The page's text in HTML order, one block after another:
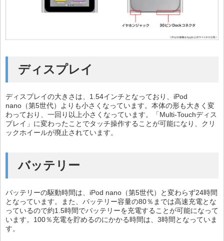
ディスプレイ
ディスプレイの大きさは、1.54インチとなっており、iPod
nano（第5世代）よりも小さくなっています。本体の形も大きく変
わっており、一回り以上小さくなっています。「Multi-Touchディス
プレイ」に変わったことでタッチ操作することが可能になり、クリ
ックホイールが廃止されています。
バッテリー
バッテリーの駆動時間は、iPod nano（第5世代）と変わらず24時間
となっています。また、バッテリー容量の80％までは高速充電とな
っているので約1.5時間でバッテリーを充電することが可能になって
います。100％充電を貯めるのにかかる時間は、3時間となっていま
す。